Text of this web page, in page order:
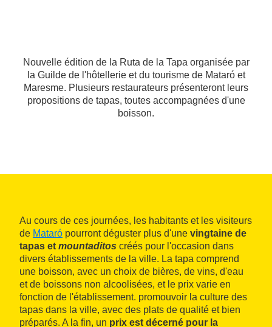
Nouvelle édition de la Ruta de la Tapa organisée par
la Guilde de l'hôtellerie et du tourisme de Mataró et
Maresme. Plusieurs restaurateurs présenteront leurs
propositions de tapas, toutes accompagnées d'une
boisson.
Au cours de ces journées, les habitants et les visiteurs
de Mataró pourront déguster plus d'une vingtaine de
tapas et mountaditos créés pour l'occasion dans
divers établissements de la ville. La tapa comprend
une boisson, avec un choix de bières, de vins, d'eau
et de boissons non alcoolisées, et le prix varie en
fonction de l'établissement. promouvoir la culture des
tapas dans la ville, avec des plats de qualité et bien
préparés. A la fin, un prix est décerné pour la